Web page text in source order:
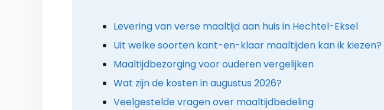
Levering van verse maaltijd aan huis in Hechtel-Eksel
Uit welke soorten kant-en-klaar maaltijden kan ik kiezen?
Maaltijdbezorging voor ouderen vergelijken
Wat zijn de kosten in augustus 2026?
Veelgestelde vragen over maaltijdbedeling